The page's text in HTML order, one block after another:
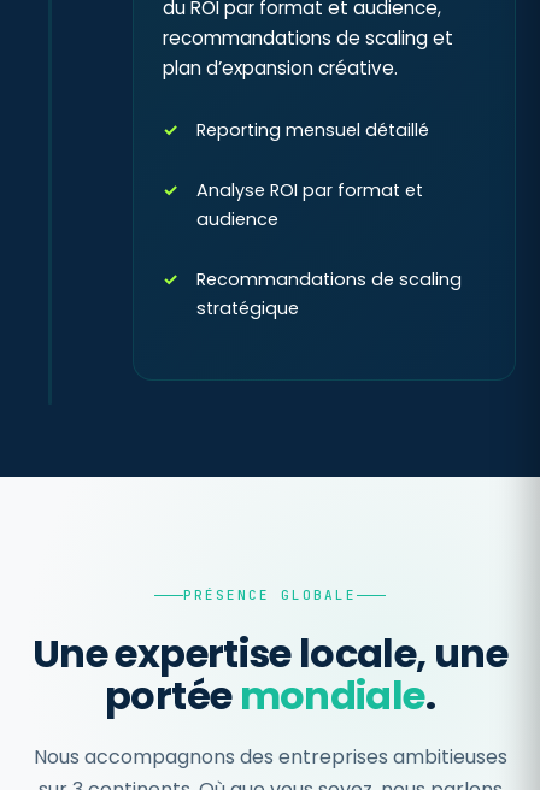
du ROI par format et audience,
recommandations de scaling et
plan d’expansion créative.
Reporting mensuel détaillé
Analyse ROI par format et
audience
Recommandations de scaling
stratégique
PRÉSENCE GLOBALE
Une expertise locale, une
portéemondiale.
Nous accompagnons des entreprises ambitieuses